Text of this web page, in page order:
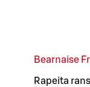
Bearnaise
Rapeita